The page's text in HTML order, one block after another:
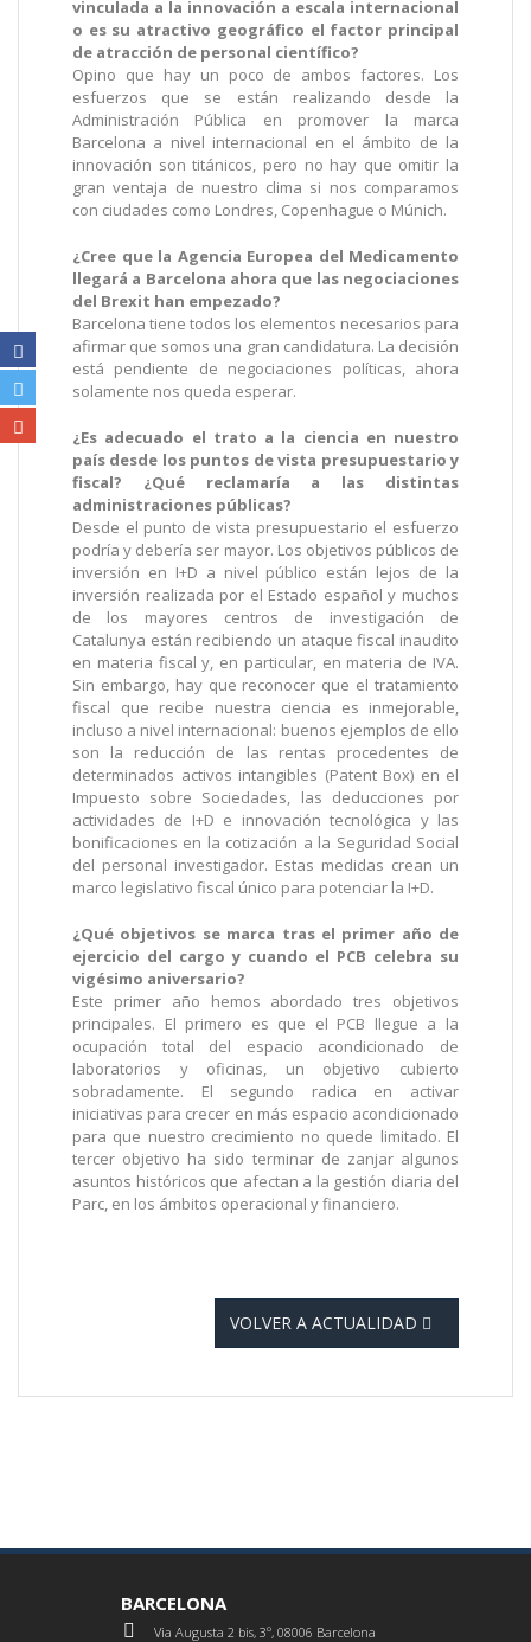
vinculada a la innovación a escala internacional
o es su atractivo geográfico el factor principal
de atracción de personal científico?
Opino que hay un poco de ambos factores. Los
esfuerzos que se están realizando desde la
Administración Pública en promover la marca
Barcelona a nivel internacional en el ámbito de la
innovación son titánicos, pero no hay que omitir la
gran ventaja de nuestro clima si nos comparamos
con ciudades como Londres, Copenhague o Múnich.
¿Cree que la Agencia Europea del Medicamento
llegará a Barcelona ahora que las negociaciones
del Brexit han empezado?
Barcelona tiene todos los elementos necesarios para
afirmar que somos una gran candidatura. La decisión
está pendiente de negociaciones políticas, ahora
solamente nos queda esperar.
¿Es adecuado el trato a la ciencia en nuestro
país desde los puntos de vista presupuestario y
fiscal? ¿Qué reclamaría a las distintas
administraciones públicas?
Desde el punto de vista presupuestario el esfuerzo
podría y debería ser mayor. Los objetivos públicos de
inversión en I+D a nivel público están lejos de la
inversión realizada por el Estado español y muchos
de los mayores centros de investigación de
Catalunya están recibiendo un ataque fiscal inaudito
en materia fiscal y, en particular, en materia de IVA.
Sin embargo, hay que reconocer que el tratamiento
fiscal que recibe nuestra ciencia es inmejorable,
incluso a nivel internacional: buenos ejemplos de ello
son la reducción de las rentas procedentes de
determinados activos intangibles (Patent Box) en el
Impuesto sobre Sociedades, las deducciones por
actividades de I+D e innovación tecnológica y las
bonificaciones en la cotización a la Seguridad Social
del personal investigador. Estas medidas crean un
marco legislativo fiscal único para potenciar la I+D.
¿Qué objetivos se marca tras el primer año de
ejercicio del cargo y cuando el PCB celebra su
vigésimo aniversario?
Este primer año hemos abordado tres objetivos
principales. El primero es que el PCB llegue a la
ocupación total del espacio acondicionado de
laboratorios y oficinas, un objetivo cubierto
sobradamente. El segundo radica en activar
iniciativas para crecer en más espacio acondicionado
para que nuestro crecimiento no quede limitado. El
tercer objetivo ha sido terminar de zanjar algunos
asuntos históricos que afectan a la gestión diaria del
Parc, en los ámbitos operacional y financiero.
VOLVER A ACTUALIDAD
BARCELONA
Via Augusta 2 bis, 3º, 08006 Barcelona